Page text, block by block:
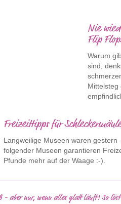
Nie
Flip
Warum
sind,
Mittelsteg
Freizeittipps für
Langweilige Museen waren
folgender Museen garantieren
Pfunde mehr auf der Waage :-).
- aber nur, wenn alles glatt läuft! So